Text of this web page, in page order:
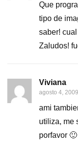
Que
tipo de
saber!
Zaludos!
Viviana
agosto 4,
ami
utiliza, me
porfavor 🙂